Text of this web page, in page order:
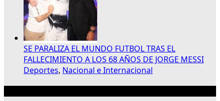
SE PARALIZA EL MUNDO FUTBOL TRAS EL
FALLECIMIENTO A LOS 68 AÑOS DE JORGE MESSI
Deportes, Nacional e Internacional